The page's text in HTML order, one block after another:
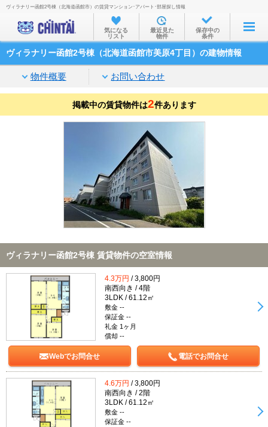
お部屋を探す
沿線・駅から
家賃相場から
通勤通学時間から
不動産会社から
TOP
ヴィラナリー函館2号棟（北海道函館市）の賃貸マンション･アパート･部屋探し情報
気になる
リスト
最近見た
物件
保存中の
条件
ヴィラナリー函館2号棟（北海道函館市美原4丁目）の建物情報
物件概要 お問い合わせ
掲載中の賃貸物件は2件あります
ヴィラナリー函館2号棟 賃貸物件の空室情報
4.3万円 / 3,800円
南西向き / 4階
3LDK / 61.12㎡
敷金 --
保証金 --
礼金 1ヶ月
償却 --
Webでお問合せ 電話でお問合せ
4.6万円 / 3,800円
南西向き / 2階
3LDK / 61.12㎡
敷金 --
保証金 --